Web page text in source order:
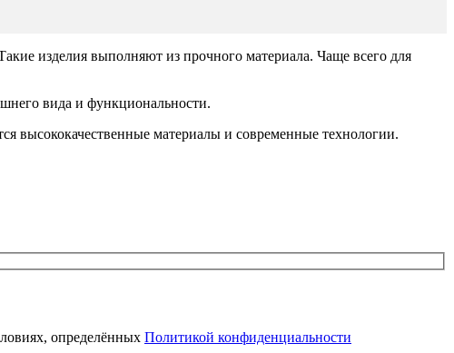
изделия выполняют из прочного материала. Чаще всего для
вида и функциональности.
высококачественные материалы и современные технологии.
определённых Политикой конфиденциальности